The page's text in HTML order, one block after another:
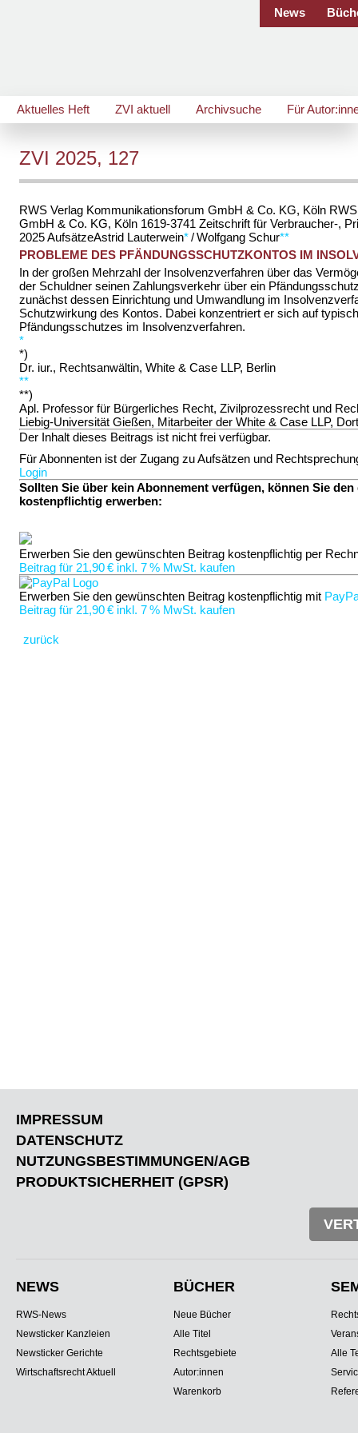
News
Aktuelles Heft ZVI aktuell Archivsuche Für
ZVI 2025, 127
RWS Verlag Kommunikationsforum GmbH & Co. KG, Köln
GmbH & Co. KG, Köln 1619-3741 Zeitschrift für Verbraucher-,
2025AufsätzeAstrid Lauterwein*/Wolfgang Schur**
PROBLEME DES PFÄNDUNGSSCHUTZKONTOS IM
In der großen Mehrzahl der Insolvenzverfahren über das
der Schuldner seinen Zahlungsverkehr über ein
zunächst dessen Einrichtung und Umwandlung im
Schutzwirkung des Kontos. Dabei konzentriert er sich auf
Pfändungsschutzes im Insolvenzverfahren.
*
*)
Dr. iur., Rechtsanwältin, White & Case LLP, Berlin
**
**)
Apl. Professor für Bürgerliches Recht, Zivilprozessrecht und
Liebig-Universität Gießen, Mitarbeiter der White & Case LLP,
Der Inhalt dieses Beitrags ist nicht frei verfügbar.
Für Abonnenten ist der Zugang zu Aufsätzen und
Login
Sollten Sie über kein Abonnement verfügen, können Sie
kostenpflichtig erwerben:
Erwerben Sie den gewünschten Beitrag kostenpflichtig per
Beitrag für 21,90 € inkl. 7 % MwSt. kaufen
Erwerben Sie den gewünschten Beitrag kostenpflichtig mit
Beitrag für 21,90 € inkl. 7 % MwSt. kaufen
zurück
IMPRESSUM
DATENSCHUTZ
NUTZUNGSBESTIMMUNGEN/AGB
PRODUKTSICHERHEIT (GPSR)
NEWS
RWS-News
Newsticker Kanzleien
Newsticker Gerichte
Wirtschaftsrecht Aktuell
BÜCHER
Neue Bücher
Alle Titel
Rechtsgebiete
Autor:innen
Warenkorb
Alle